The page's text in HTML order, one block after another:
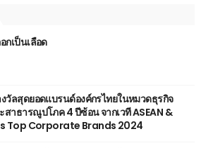
กเป็นเลือด
วัลสุดยอดแบรนด์องค์กรไทยในหมวดธุรกิจ
สาธารณูปโภค 4 ปีซ้อน จากเวที ASEAN &
Top Corporate Brands 2024